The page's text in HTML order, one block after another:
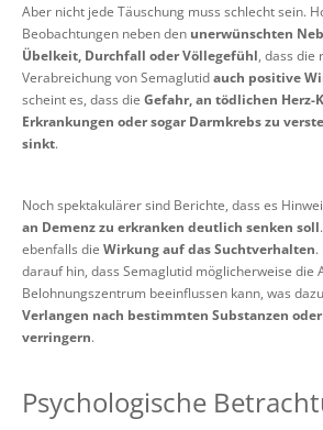
Aber nicht jede Täuschung muss schlecht sein.
Beobachtungen neben den unerwünschten
Übelkeit, Durchfall oder Völlegefühl, dass die
Verabreichung von Semaglutidauch positive
scheint es, dass die Gefahr, an tödlichen Herz-
Erkrankungen oder sogar Darmkrebs zu
sinkt.
Noch spektakulärer sind Berichte, dass es
an Demenz zu erkranken deutlich senken soll
ebenfalls die Wirkung auf das Suchtverhalten.
darauf hin, dass Semaglutid möglicherweise die
Belohnungszentrum beeinflussen kann, was
Verlangen nach bestimmten Substanzen
verringern.
Psychologische